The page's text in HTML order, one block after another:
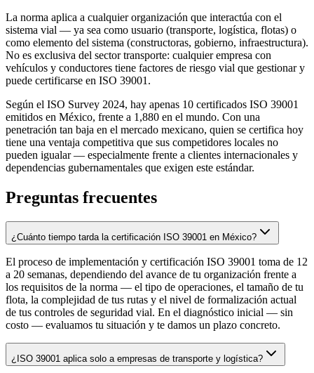
La norma aplica a cualquier organización que interactúa con el
sistema vial — ya sea como usuario (transporte, logística, flotas) o
como elemento del sistema (constructoras, gobierno, infraestructura).
No es exclusiva del sector transporte: cualquier empresa con
vehículos y conductores tiene factores de riesgo vial que gestionar y
puede certificarse en ISO 39001.
Según el ISO Survey 2024, hay apenas 10 certificados ISO 39001
emitidos en México, frente a 1,880 en el mundo. Con una
penetración tan baja en el mercado mexicano, quien se certifica hoy
tiene una ventaja competitiva que sus competidores locales no
pueden igualar — especialmente frente a clientes internacionales y
dependencias gubernamentales que exigen este estándar.
Preguntas frecuentes
¿Cuánto tiempo tarda la certificación ISO 39001 en México?
El proceso de implementación y certificación ISO 39001 toma de 12
a 20 semanas, dependiendo del avance de tu organización frente a
los requisitos de la norma — el tipo de operaciones, el tamaño de tu
flota, la complejidad de tus rutas y el nivel de formalización actual
de tus controles de seguridad vial. En el diagnóstico inicial — sin
costo — evaluamos tu situación y te damos un plazo concreto.
¿ISO 39001 aplica solo a empresas de transporte y logística?